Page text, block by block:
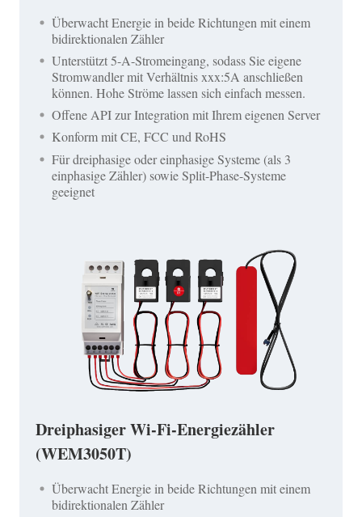
Überwacht Energie in beide Richtungen mit einem
bidirektionalen Zähler
Unterstützt 5-A-Stromeingang, sodass Sie eigene
Stromwandler mit Verhältnis xxx:5A anschließen
können. Hohe Ströme lassen sich einfach messen.
Offene API zur Integration mit Ihrem eigenen Server
Konform mit CE, FCC und RoHS
Für dreiphasige oder einphasige Systeme (als 3
einphasige Zähler) sowie Split-Phase-Systeme
geeignet
Dreiphasiger Wi-Fi-Energiezähler
(WEM3050T)
Überwacht Energie in beide Richtungen mit einem
bidirektionalen Zähler